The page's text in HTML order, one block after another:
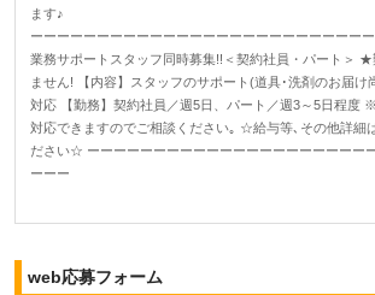
ます♪
ーーーーーーーーーーーーーーーーーーーーーーーーー
業務サポートスタッフ同時募集!!＜契約社員・パート＞ ★
ません! 【内容】スタッフのサポート(道具･洗剤のお届け
対応 【勤務】契約社員／週5日、パート／週3～5日程度
対応できますのでご相談ください｡ ☆給与等､その他詳細
ださい☆ ーーーーーーーーーーーーーーーーーーーーー
ーーー
web応募フォーム